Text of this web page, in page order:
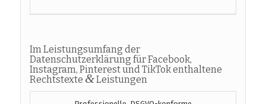
Im Leistungsumfang der
Datenschutzerklärung für Facebook,
Instagram, Pinterest und TikTok enthaltene
Rechtstexte &Leistungen